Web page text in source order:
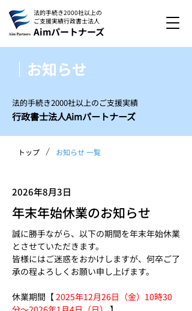
法的手続き2000社以上の
ご支援実績行政書士法人
Aimパートナーズ
｜お知らせ
法的手続き2000社以上のご支援実績
行政書士法人Aimパートナーズ
トップ / お知らせ 一覧
2026年8月3日
年末年始休業のお知らせ
誠に勝手ながら、以下の期間を年末年始休業
とさせていただきます。
皆様にはご迷惑をおかけしますが、何卒ご了
承の程よろしくお願い申し上げます。
休業期間【 2025年12月26日（金）10時30